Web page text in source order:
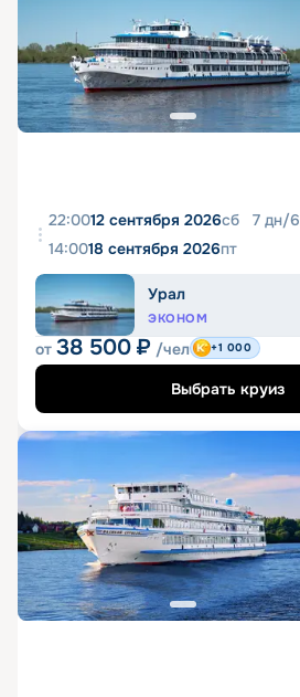
22:0012 сентября 2026сб 7 дн/6
14:0018 сентября 2026пт
Урал
ЭКОНОМ
от 38 500 ₽ /чел +1 000
Выбрать круиз